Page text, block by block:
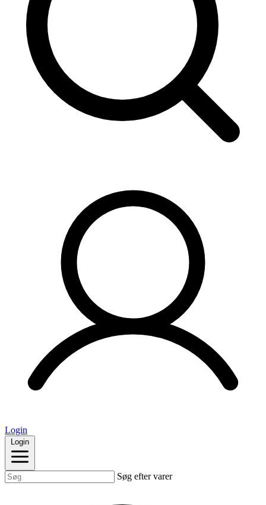
Login
Login
Søg efter varer